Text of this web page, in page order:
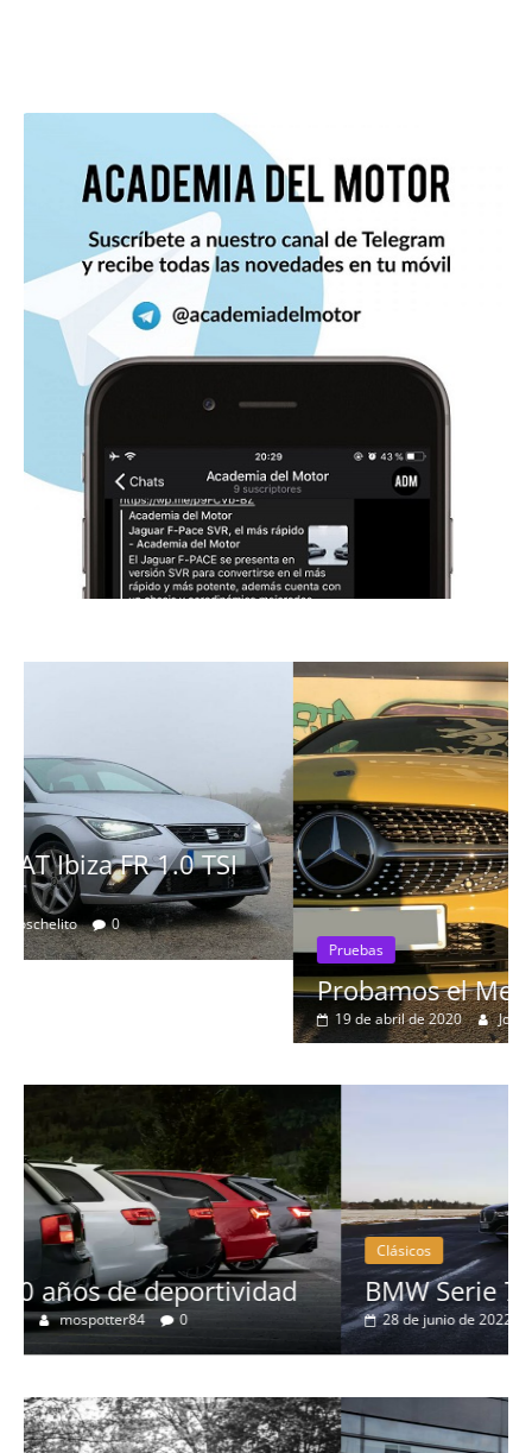
Pruebas
Probamos el Mercedes-Benz A200d
Joschelito 0
Clásicos
BMW Serie 7: lujo desde 1977
28 de junio de 2022 0